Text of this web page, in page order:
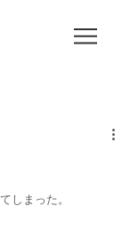
しまった。